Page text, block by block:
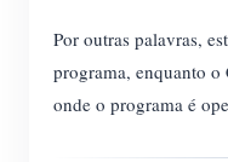
Por outras palavras,
programa, enquanto
onde o programa é